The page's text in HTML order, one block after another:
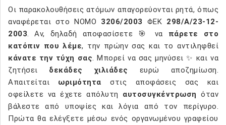
Οι παρακολουθήσεις ατόμων απαγορεύονται ρητά, όπως
αναφέρεται στο ΝΟΜΟ 3206/2003 ΦΕΚ 298/Α/23-12-
2003. Αν, δηλαδή αποφασίσετε 🎯 να πάρετε στο
κατόπιν που λέμε, την πρώην σας και το αντιληφθεί
κάνατε την τύχη σας. Μπορεί να σας μηνύσει ✨ και να
ζητήσει δεκάδες χιλιάδες ευρώ αποζημίωση.
Απαιτείται ωριμότητα στις αποφάσεις σας και
οφείλετε να έχετε απόλυτη αυτοσυγκέντρωση όταν
βάλεστε από υποψίες και λόγια από τον περίγυρο.
Πρώτα θα ελέγξετε μέσω ενός οργανωμένου γραφείου